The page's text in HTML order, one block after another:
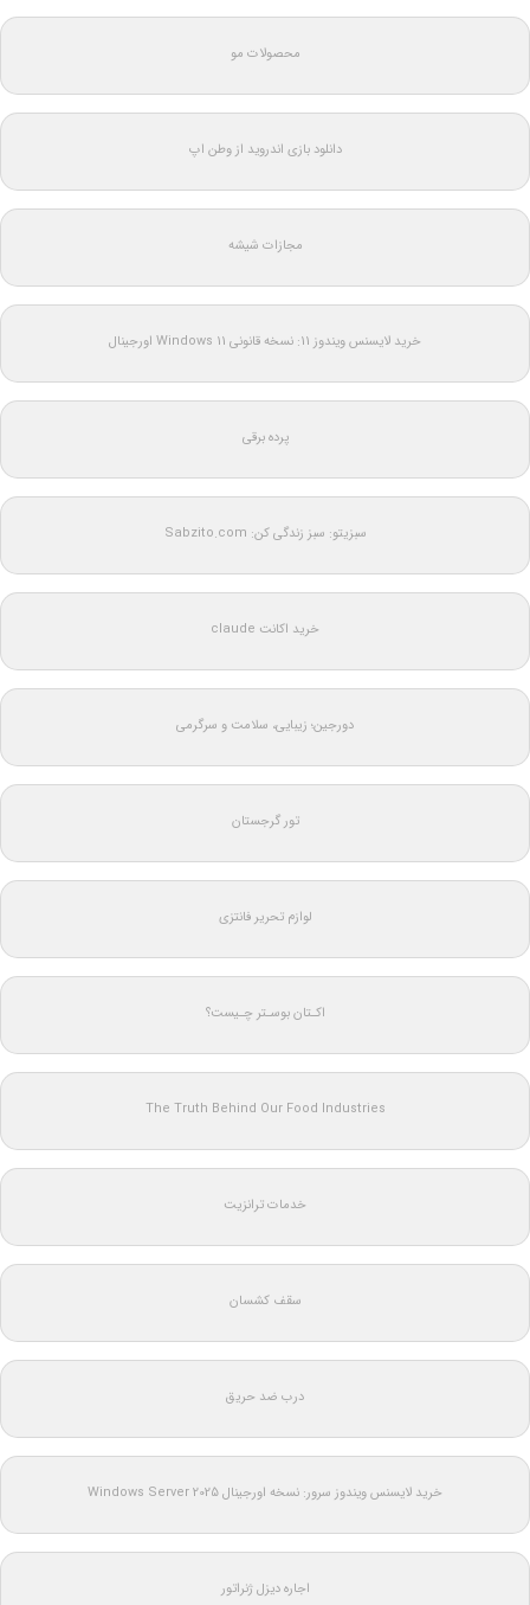
محصولات مو
دانلود بازی اندروید از وطن اپ
مجازات شیشه
خرید لایسنس ویندوز 11: نسخه قانونی Windows 11 اورجینال
پرده برقی
سبزیتو: سبز زندگی کن: Sabzito.com
خرید اکانت claude
دورجین؛ زیبایی، سلامت و سرگرمی
تور گرجستان
لوازم تحریر فانتزی
اکـتان بوسـتر چـیست؟
The Truth Behind Our Food Industries
خدمات ترانزیت
سقف کشسان
درب ضد حریق
خرید لایسنس ویندوز سرور: نسخه اورجینال Windows Server 2025
اجاره دیزل ژنراتور